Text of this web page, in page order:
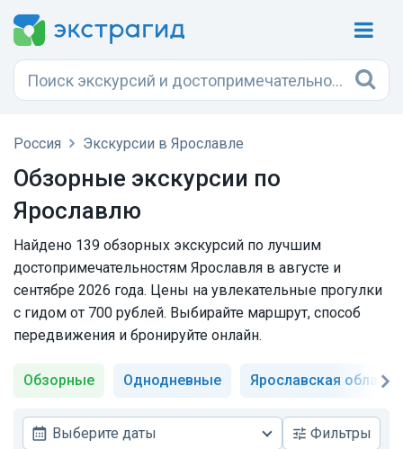
Россия Экскурсии в Ярославле
Обзорные экскурсии по
Ярославлю
Найдено 139 обзорных экскурсий по лучшим
достопримечательностям Ярославля в августе и
сентябре 2026 года. Цены на увлекательные прогулки
с гидом от 700 рублей. Выбирайте маршрут, способ
передвижения и бронируйте онлайн.
Обзорные Однодневные Ярославская область
Выберите даты Фильтры